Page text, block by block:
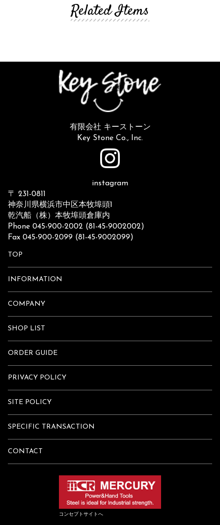
Related Items
有限会社 キーストーン
Key Stone Co., Inc.
instagram
〒 231-0811
神奈川県横浜市中区本牧埠頭1
乾汽船（株）本牧埠頭倉庫内
Phone 045-900-2002 (81-45-9002002)
Fax 045-900-2099 (81-45-9002099)
TOP
INFORMATION
COMPANY
SHOP LIST
ORDER GUIDE
PRIVACY POLICY
SITE POLICY
SPECIFIC TRANSACTION
CONTACT
コンセプトサイトへ